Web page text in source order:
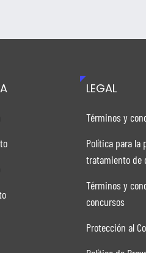
LEGAL
Términos y
Política para la
tratamiento de
Términos y
concursos
Protección al